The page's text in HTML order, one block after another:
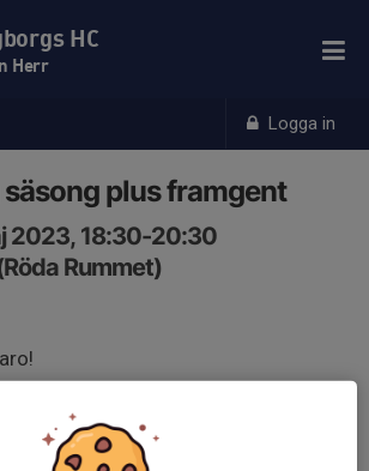
Logga in
HC
Herr
plus framgent
2023, 18:30-20:30
Rummet)